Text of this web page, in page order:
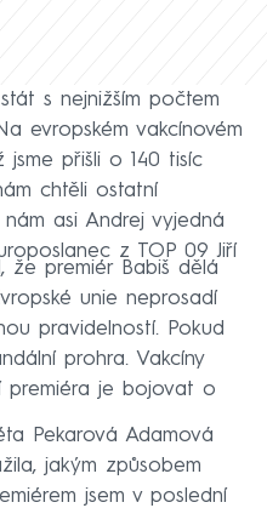
s nejnižším počtem
evropském vakcínovém
jsme přišli o 140 tisíc
chtěli ostatní
asi Andrej vyjedná
z TOP 09 Jiří
že premiér Babiš dělá
unie neprosadí
pravidelností. Pokud
prohra. Vakcíny
premiéra je bojovat o
Pekarová Adamová
jakým způsobem
jsem v poslední